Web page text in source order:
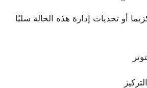
أو تحديات إدارة هذه الحالة سلبًا